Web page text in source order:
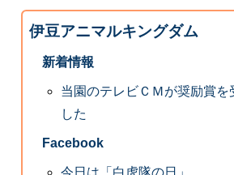
伊豆アニマルキングダム
新着情報
当園のテレビＣＭが奨励賞を
した
Facebook